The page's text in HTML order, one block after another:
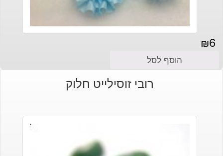
₪6
הוסף לסל
רובי זוסילייט חלוק